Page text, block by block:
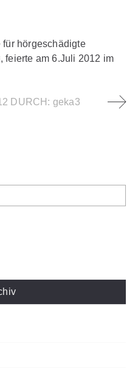
hörgeschädigte
feierte am 6.Juli 2012 im
DURCH: geka3